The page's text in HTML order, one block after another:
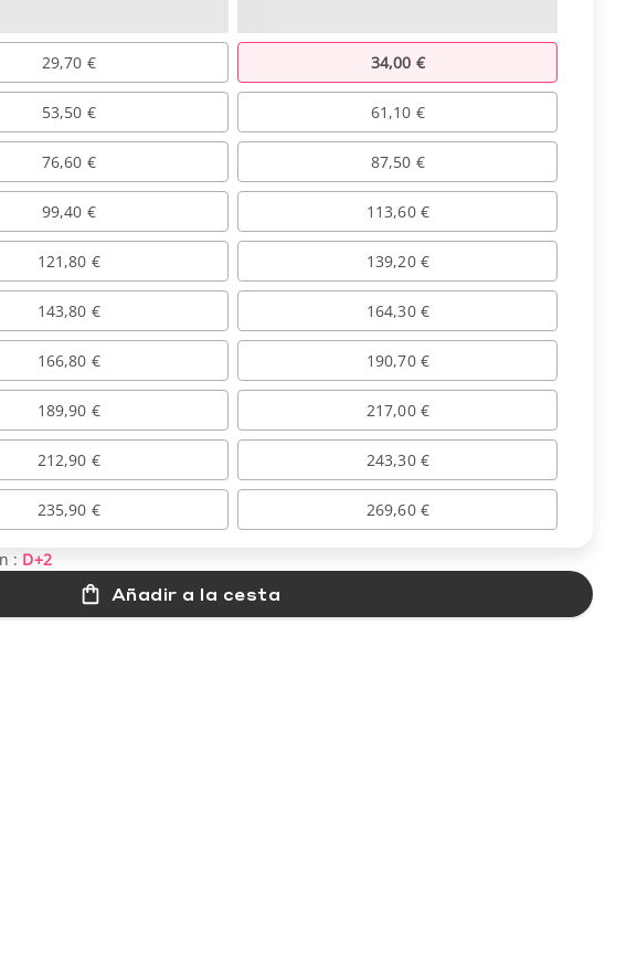
29,70 € 34,00 €
53,50 € 61,10 €
76,60 € 87,50 €
99,40 € 113,60 €
121,80 € 139,20 €
143,80 € 164,30 €
166,80 € 190,70 €
189,90 € 217,00 €
212,90 € 243,30 €
235,90 € 269,60 €
: D+2
Añadir a la cesta